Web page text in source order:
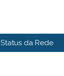
Status da Rede